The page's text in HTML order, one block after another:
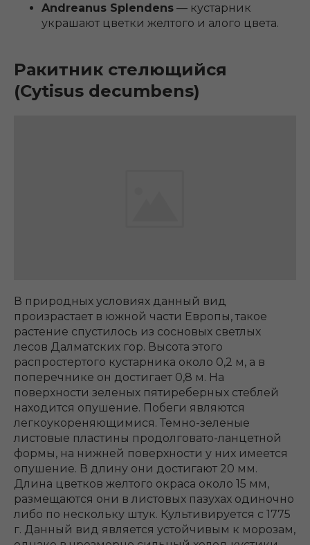
Andreanus Splendens ― кустарник
украшают цветки желтого и алого цвета.
Ракитник стелющийся
(Cytisus decumbens)
В природных условиях данный вид
произрастает в южной части Европы, такое
растение спустилось из сосновых светлых
лесов Далматских гор. Высота этого
распростертого кустарника около 0,2 м, а в
поперечнике он достигает 0,8 м. На
поверхности зеленых пятиреберных стеблей
находится опушение. Побеги являются
легкоукореняющимися. Темно-зеленые
листовые пластины продолговато-ланцетной
формы, на нижней поверхности у них имеется
опушение. В длину они достигают 20 мм.
Длина цветков желтого окраса около 15 мм,
размещаются они в листовых пазухах одиночно
либо по нескольку штук. Культивируется с 1775
г. Данный вид является устойчивым к морозам,